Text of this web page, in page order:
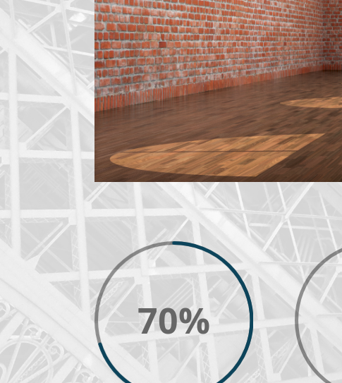
70%